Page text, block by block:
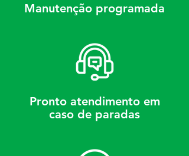
Manutenção programada
Pronto atendimento em
caso de paradas